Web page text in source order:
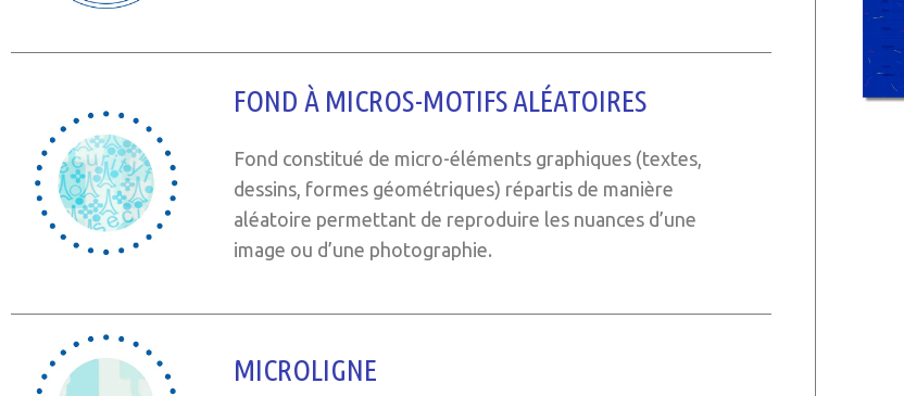
FOND À MICROS-MOTIFS ALÉATOIRES
Fond constitué de micro-éléments graphiques (textes,
dessins, formes géométriques) répartis de manière
aléatoire permettant de reproduire les nuances d’une
image ou d’une photographie.
MICROLIGNE